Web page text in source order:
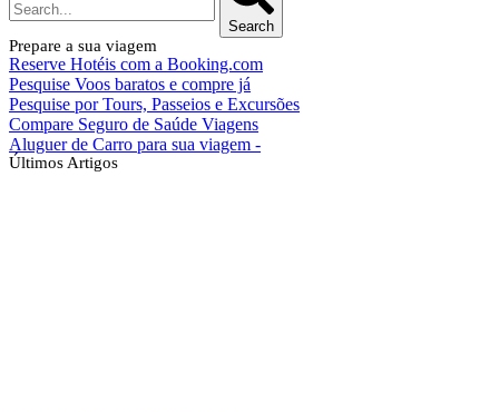
Search
Prepare a sua viagem
Reserve Hotéis com a Booking.com
Pesquise Voos baratos e compre já
Pesquise por Tours, Passeios e Excursões
Compare Seguro de Saúde Viagens
Aluguer de Carro para sua viagem -
Últimos Artigos